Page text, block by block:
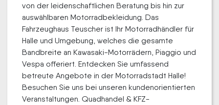
von der leidenschaftlichen Beratung bis hin zur
auswählbaren Motorradbekleidung. Das
Fahrzeughaus Teuscher ist Ihr Motorradhändler für
Halle und Umgebung, welches die gesamte
Bandbreite an Kawasaki-Motorrädern, Piaggio und
Vespa offeriert. Entdecken Sie umfassend
betreute Angebote in der Motorradstadt Halle!
Besuchen Sie uns bei unseren kundenorientierten
Veranstaltungen. Quadhandel & KFZ-